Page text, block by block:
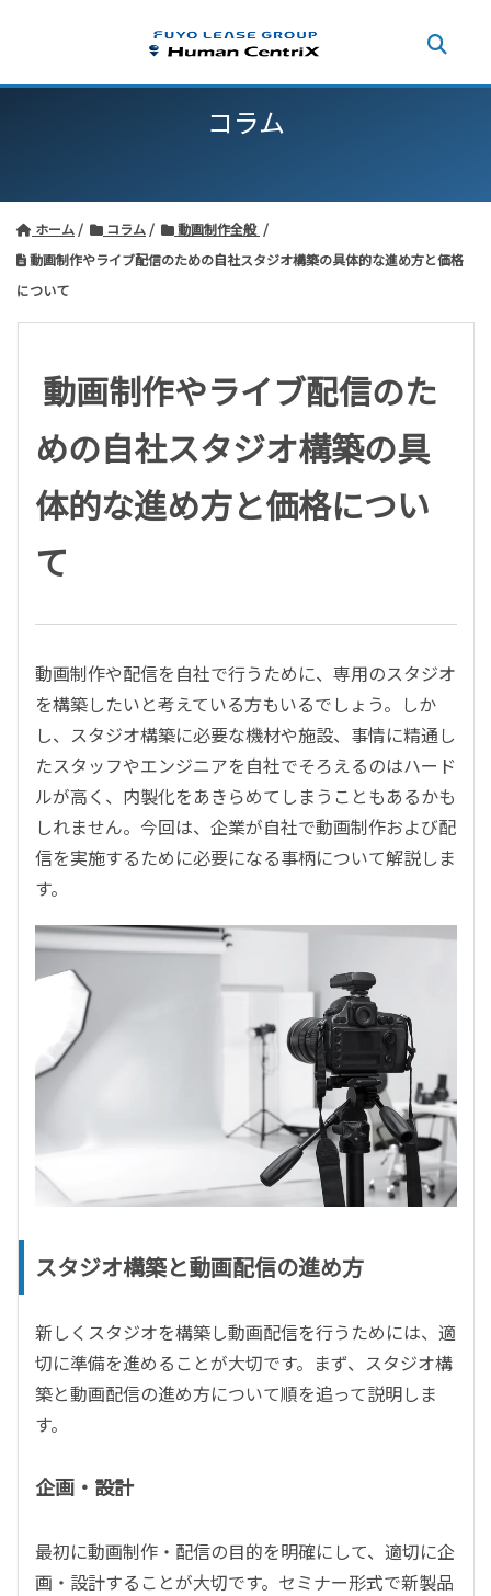
コラム
ホーム コラム
動画制作全般
動画制作やライブ配信のための自社スタジオ構築の具体的な進め方と価格
について
動画制作やライブ配信のた
めの自社スタジオ構築の具
体的な進め方と価格につい
て
動画制作や配信を自社で行うために、専用のスタジオ
を構築したいと考えている方もいるでしょう。しか
し、スタジオ構築に必要な機材や施設、事情に精通し
たスタッフやエンジニアを自社でそろえるのはハード
ルが高く、内製化をあきらめてしまうこともあるかも
しれません。今回は、企業が自社で動画制作および配
信を実施するために必要になる事柄について解説しま
す。
スタジオ構築と動画配信の進め方
新しくスタジオを構築し動画配信を行うためには、適
切に準備を進めることが大切です。まず、スタジオ構
築と動画配信の進め方について順を追って説明しま
す。
企画・設計
最初に動画制作・配信の目的を明確にして、適切に企
画・設計することが大切です。セミナー形式で新製品